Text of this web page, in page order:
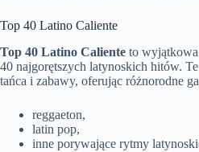
Top 40 Latino Caliente
Top 40 Latino Caliente to wyjątkowa
40 najgorętszych latynoskich hitów.
tańca i zabawy, oferując różnorodne
reggaeton,
latin pop,
inne porywające rytmy